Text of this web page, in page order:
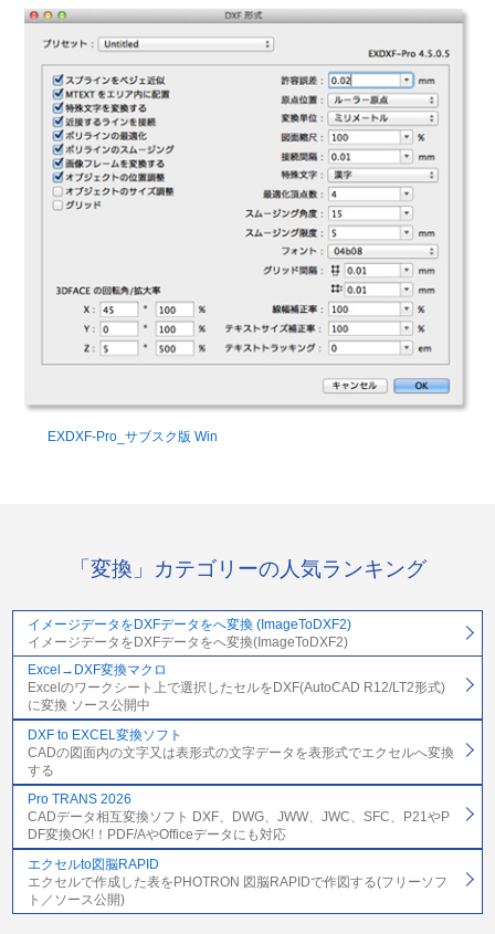
EXDXF-Pro_サブスク版 Win
「変換」カテゴリーの人気ランキング
イメージデータをDXFデータをへ変換 (ImageToDXF2)
イメージデータをDXFデータをへ変換(ImageToDXF2)
Excel→DXF変換マクロ
Excelのワークシート上で選択したセルをDXF(AutoCAD R12/LT2形式)
に変換 ソース公開中
DXF to EXCEL変換ソフト
CADの図面内の文字又は表形式の文字データを表形式でエクセルへ変換
する
Pro TRANS 2026
CADデータ相互変換ソフト DXF、DWG、JWW、JWC、SFC、P21やP
DF変換OK!！PDF/AやOfficeデータにも対応
エクセルto図脳RAPID
エクセルで作成した表をPHOTRON 図脳RAPIDで作図する(フリーソフ
ト／ソース公開)